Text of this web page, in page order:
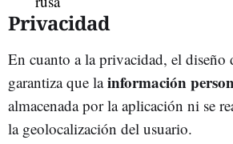
Privacidad
En cuanto a la privacidad, el diseño
garantiza que lainformación
almacenada por la aplicación ni se
la geolocalización del usuario.